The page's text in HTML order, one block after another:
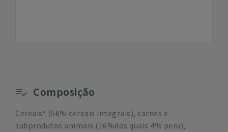
Composição
Cereais* (56% cereais integrais), carnes e
subprodutos animais (16%dos quais 4% peru),